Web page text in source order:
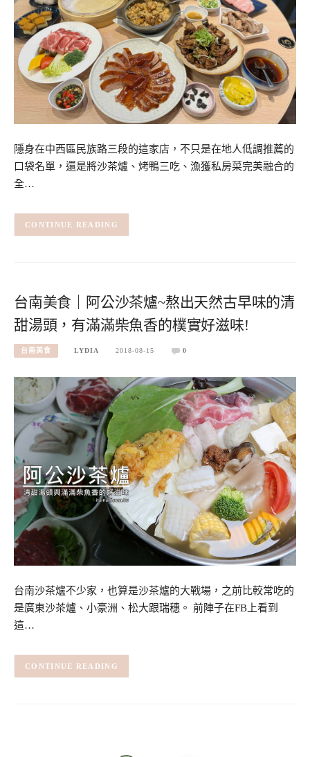
隱身在中西區民族路三段的這家店，不只是在地人低調推薦的
口袋名單，還是將沙茶爐、烤鴨三吃、漁獲私房菜完美融合的
全…
CONTINUE READING
台南美食｜阿公沙茶爐~熬出天然古早味的清
甜湯頭，有滿滿柴魚香的樸實好滋味!
台南美食 LYDIA 2018-08-15 0
台南沙茶爐不少家，也算是沙茶爐的大戰場，之前比較常吃的
是廣東沙茶爐、小豪洲、松大跟瑞穗。 前陣子在FB上看到
這…
CONTINUE READING